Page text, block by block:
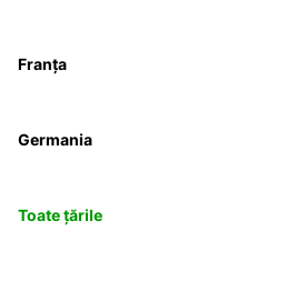
Franța
Germania
Toate țările